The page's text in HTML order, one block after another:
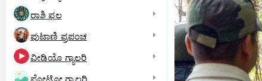
ರಾಶಿ ಫಲ
ಪುಟಾಣಿ ಪ್ರಪಂಚ
ವೀಡಿಯೊ ಗ್ಯಾಲರಿ